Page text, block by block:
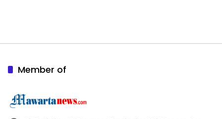
Member of